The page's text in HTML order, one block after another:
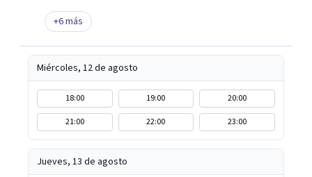
+6más
Miércoles, 12 de agosto
18:00 19:00
20:00
21:00
22:00 23:00
Jueves, 13 de agosto